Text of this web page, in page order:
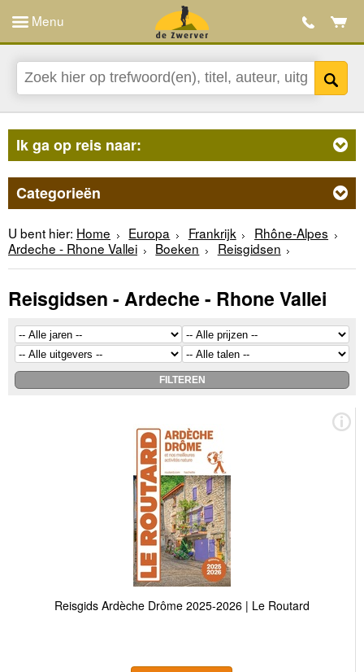
Menu
Ik ga op reis naar:
Categorieën
U bent hier: Home Europa Frankrijk
Rhône-Alpes
Ardeche - Rhone Vallei
Boeken Reisgidsen
Reisgidsen - Ardeche - Rhone Vallei
Reisgids Ardèche Drôme 2025-2026 | Le Routard